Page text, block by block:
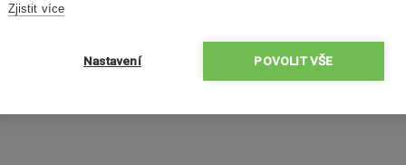
km. Foukal vítr, ale ve vzduchu držel bez problémů. Kvalita videa
vyhýbání se překážkám perfektně. Už se těším, kdy bude tepleji a
Zjistit více
Nastavení POVOLIT VŠE